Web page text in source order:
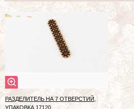
РАЗДЕЛИТЕЛЬ НА 7 ОТВЕРСТИЙ,
УПАКОВКА 17120